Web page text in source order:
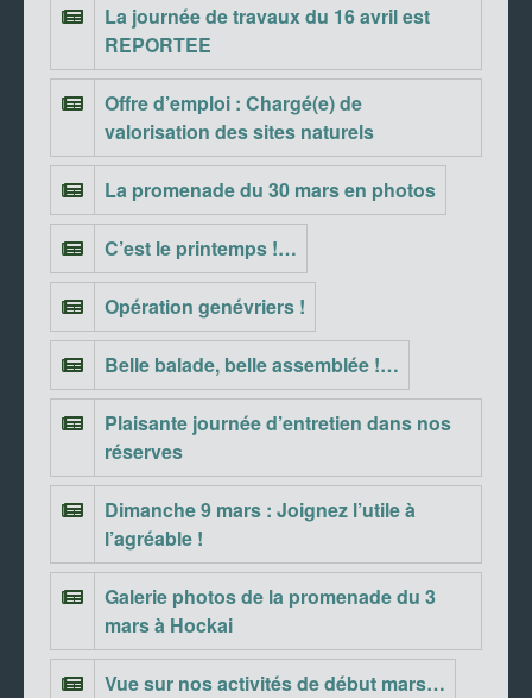
La journée de travaux du 16 avril est
REPORTEE
Offre d’emploi : Chargé(e) de
valorisation des sites naturels
La promenade du 30 mars en photos
C’est le printemps !…
Opération genévriers !
Belle balade, belle assemblée !…
Plaisante journée d’entretien dans nos
réserves
Dimanche 9 mars : Joignez l’utile à
l’agréable !
Galerie photos de la promenade du 3
mars à Hockai
Vue sur nos activités de début mars…